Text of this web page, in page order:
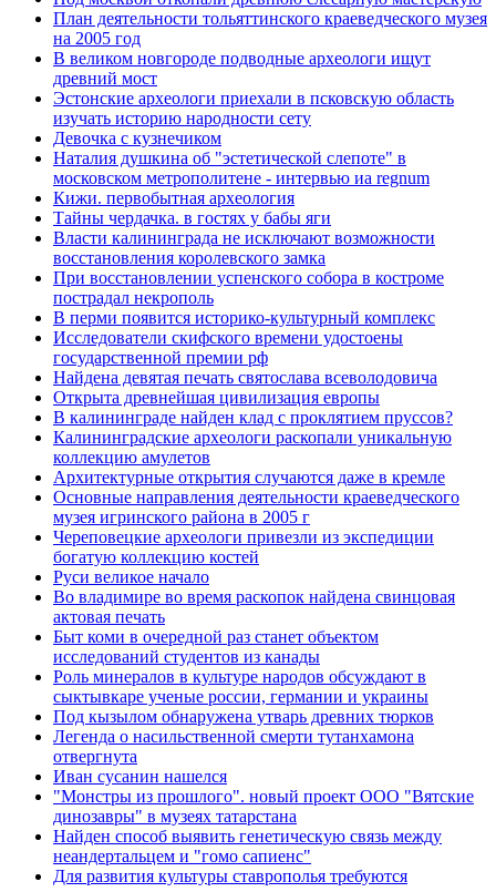
План деятельности тольяттинского краеведческого музея
на 2005 год
В великом новгороде подводные археологи ищут
древний мост
Эстонские археологи приехали в псковскую область
изучать историю народности сету
Девочка с кузнечиком
Наталия душкина об "эстетической слепоте" в
московском метрополитене - интервью иа regnum
Кижи. первобытная археология
Тайны чердачка. в гостях у бабы яги
Власти калининграда не исключают возможности
восстановления королевского замка
При восстановлении успенского собора в костроме
пострадал некрополь
В перми появится историко-культурный комплекс
Исследователи скифского времени удостоены
государственной премии рф
Найдена девятая печать святослава всеволодовича
Открыта древнейшая цивилизация европы
В калининграде найден клад с проклятием пруссов?
Калининградские археологи раскопали уникальную
коллекцию амулетов
Архитектурные открытия случаются даже в кремле
Основные направления деятельности краеведческого
музея игринского района в 2005 г
Череповецкие археологи привезли из экспедиции
богатую коллекцию костей
Руси великое начало
Во владимире во время раскопок найдена свинцовая
актовая печать
Быт коми в очередной раз станет объектом
исследований студентов из канады
Роль минералов в культуре народов обсуждают в
сыктывкаре ученые россии, германии и украины
Под кызылом обнаружена утварь древних тюрков
Легенда о насильственной смерти тутанхамона
отвергнута
Иван сусанин нашелся
"Монстры из прошлого". новый проект ООО "Вятские
динозавры" в музеях татарстана
Найден способ выявить генетическую связь между
неандертальцем и "гомо сапиенс"
Для развития культуры ставрополья требуются